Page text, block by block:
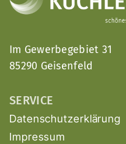
Im Gewerbegebiet 31
85290 Geisenfeld
SERVICE
Datenschutzerklärung
Impressum